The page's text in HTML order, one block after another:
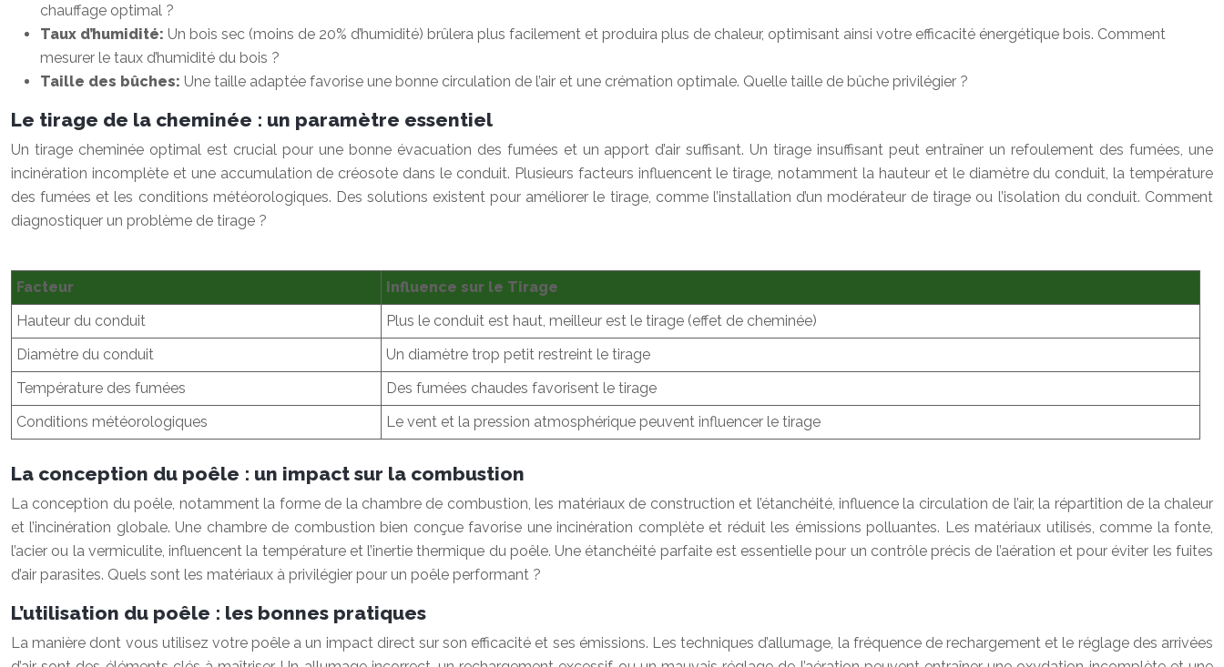
chauffage optimal ?
Taux d’humidité: Un bois sec (moins de 20% d’humidité) brûlera plus facilement et produira plus de chaleur, optimisant ainsi votre efficacité énergétique bois. Comment
mesurer le taux d’humidité du bois ?
Taille des bûches: Une taille adaptée favorise une bonne circulation de l’air et une crémation optimale. Quelle taille de bûche privilégier ?
Le tirage de la cheminée : un paramètre essentiel
Un tirage cheminée optimal est crucial pour une bonne évacuation des fumées et un apport d’air suffisant. Un tirage insuffisant peut entraîner un refoulement des fumées, une
incinération incomplète et une accumulation de créosote dans le conduit. Plusieurs facteurs influencent le tirage, notamment la hauteur et le diamètre du conduit, la température
des fumées et les conditions météorologiques. Des solutions existent pour améliorer le tirage, comme l’installation d’un modérateur de tirage ou l’isolation du conduit. Comment
diagnostiquer un problème de tirage ?
Facteur
Influence sur le Tirage
Hauteur du conduit
Plus le conduit est haut, meilleur est le tirage (effet de cheminée)
Diamètre du conduit
Un diamètre trop petit restreint le tirage
Température des fumées
Des fumées chaudes favorisent le tirage
Conditions météorologiques
Le vent et la pression atmosphérique peuvent influencer le tirage
La conception du poêle : un impact sur la combustion
La conception du poêle, notamment la forme de la chambre de combustion, les matériaux de construction et l’étanchéité, influence la circulation de l’air, la répartition de la chaleur
et l’incinération globale. Une chambre de combustion bien conçue favorise une incinération complète et réduit les émissions polluantes. Les matériaux utilisés, comme la fonte,
l’acier ou la vermiculite, influencent la température et l’inertie thermique du poêle. Une étanchéité parfaite est essentielle pour un contrôle précis de l’aération et pour éviter les fuites
d’air parasites. Quels sont les matériaux à privilégier pour un poêle performant ?
L’utilisation du poêle : les bonnes pratiques
La manière dont vous utilisez votre poêle a un impact direct sur son efficacité et ses émissions. Les techniques d’allumage, la fréquence de rechargement et le réglage des arrivées